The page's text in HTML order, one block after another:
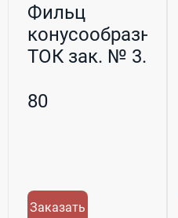
Фильц
конусообразный
ТОК зак. № 3.051
80
Заказать